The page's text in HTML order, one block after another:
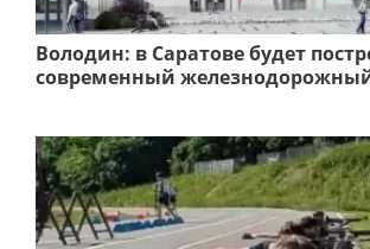
Володин: в Саратове будет
современный